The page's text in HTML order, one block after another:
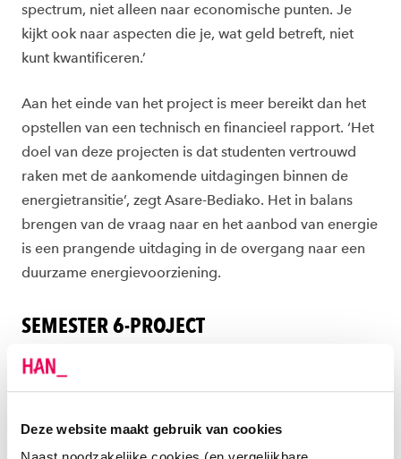
Deze website maakt gebruik van cookies
spectrum, niet alleen naar economische punten. Je
kijkt ook naar aspecten die je, wat geld betreft, niet
kunt kwantificeren.’
Aan het einde van het project is meer bereikt dan het
opstellen van een technisch en financieel rapport. ‘Het
doel van deze projecten is dat studenten vertrouwd
raken met de aankomende uitdagingen binnen de
energietransitie’, zegt Asare-Bediako. Het in balans
brengen van de vraag naar en het aanbod van energie
is een prangende uitdaging in de overgang naar een
duurzame energievoorziening.
SEMESTER 6-PROJECT
De opdracht waarmee de studenten zich
op de HAN een engineeringopleiding volgen, doen in